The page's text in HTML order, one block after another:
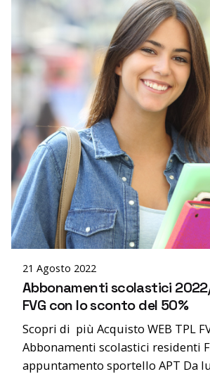
Posted by
editor
21 Agosto 2022
Abbonamenti scolastici
FVG con lo sconto del 50%
Scopri di più Acquisto WEB TPL
Abbonamenti scolastici residenti
appuntamento sportello APT Da